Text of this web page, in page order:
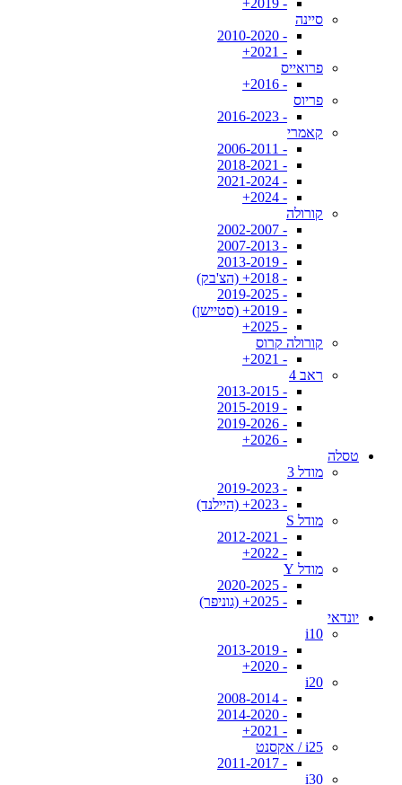
- 2019+
סיינה
- 2010-2020
- 2021+
פרואייס
- 2016+
פריוס
- 2016-2023
קאמרי
- 2006-2011
- 2018-2021
- 2021-2024
- 2024+
קורולה
- 2002-2007
- 2007-2013
- 2013-2019
- 2018+ (הצ'בק)
- 2019-2025
- 2019+ (סטיישן)
- 2025+
קורולה קרוס
- 2021+
ראב 4
- 2013-2015
- 2015-2019
- 2019-2026
- 2026+
טסלה
מודל 3
- 2019-2023
- 2023+ (היילנד)
מודל S
- 2012-2021
- 2022+
מודל Y
- 2020-2025
- 2025+ (גוניפר)
יונדאי
i10
- 2013-2019
- 2020+
i20
- 2008-2014
- 2014-2020
- 2021+
i25 / אקסנט
- 2011-2017
i30